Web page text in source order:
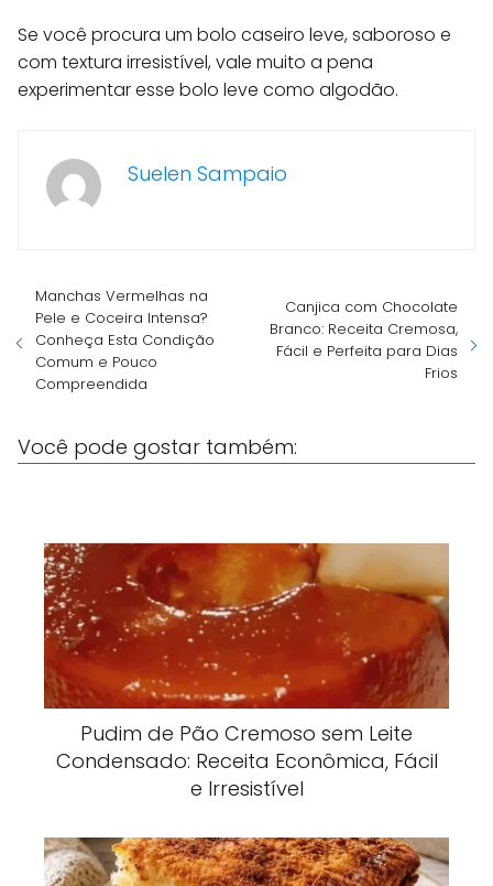
Se você procura um bolo caseiro leve, saboroso e
com textura irresistível, vale muito a pena
experimentar esse bolo leve como algodão.
Suelen Sampaio
Manchas Vermelhas na
Pele e Coceira Intensa?
Conheça Esta Condição
Comum e Pouco
Compreendida
Canjica com Chocolate
Branco: Receita Cremosa,
Fácil e Perfeita para Dias
Frios
Você pode gostar também:
Pudim de Pão Cremoso sem Leite
Condensado: Receita Econômica, Fácil
e Irresistível